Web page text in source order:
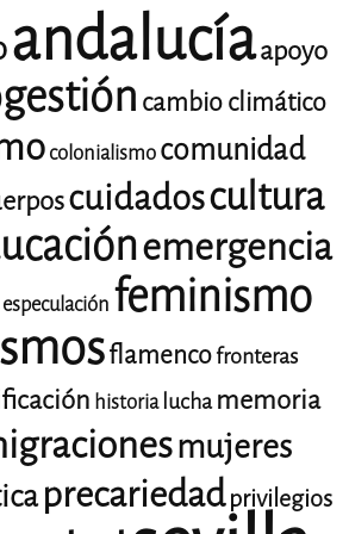
andalucíaapoyo
cambio climático
colonialismocomunidad
cuidadoscultura
emergencia
especulación feminismo
flamencofronteras
historialucha memoria
mujeres
precariedadprivilegios